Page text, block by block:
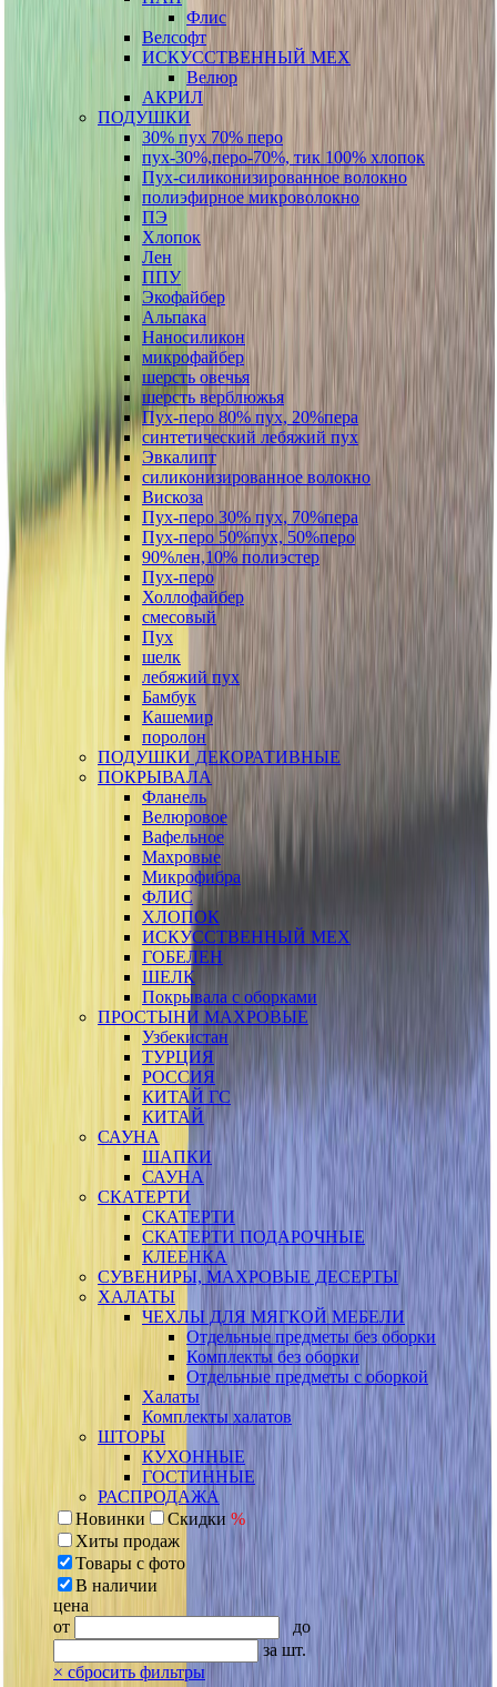
Флис
Велсофт
ИСКУССТВЕННЫЙ МЕХ
Велюр
АКРИЛ
ПОДУШКИ
30% пух 70% перо
пух-30%,перо-70%, тик 100% хлопок
Пух-силиконизированное волокно
полиэфирное микроволокно
ПЭ
Хлопок
Лен
ППУ
Экофайбер
Альпака
Наносиликон
микрофайбер
шерсть овечья
шерсть верблюжья
Пух-перо 80% пух, 20%пера
синтетический лебяжий пух
Эвкалипт
силиконизированное волокно
Вискоза
Пух-перо 30% пух, 70%пера
Пух-перо 50%пух, 50%перо
90%лен,10% полиэстер
Пух-перо
Холлофайбер
смесовый
Пух
шелк
лебяжий пух
Бамбук
Кашемир
поролон
ПОДУШКИ ДЕКОРАТИВНЫЕ
ПОКРЫВАЛА
Фланель
Велюровое
Вафельное
Махровые
Микрофибра
ФЛИС
ХЛОПОК
ИСКУССТВЕННЫЙ МЕХ
ГОБЕЛЕН
ШЕЛК
Покрывала с оборками
ПРОСТЫНИ МАХРОВЫЕ
Узбекистан
ТУРЦИЯ
РОССИЯ
КИТАЙ ГС
КИТАЙ
САУНА
ШАПКИ
САУНА
СКАТЕРТИ
СКАТЕРТИ
СКАТЕРТИ ПОДАРОЧНЫЕ
КЛЕЕНКА
СУВЕНИРЫ, МАХРОВЫЕ ДЕСЕРТЫ
ХАЛАТЫ
ЧЕХЛЫ ДЛЯ МЯГКОЙ МЕБЕЛИ
Отдельные предметы без оборки
Комплекты без оборки
Отдельные предметы с оборкой
Халаты
Комплекты халатов
ШТОРЫ
КУХОННЫЕ
ГОСТИННЫЕ
РАСПРОДАЖА
Новинки
Скидки %
Хиты продаж
Товары с фото
В наличии
цена
от
до
за шт.
× сбросить фильтры